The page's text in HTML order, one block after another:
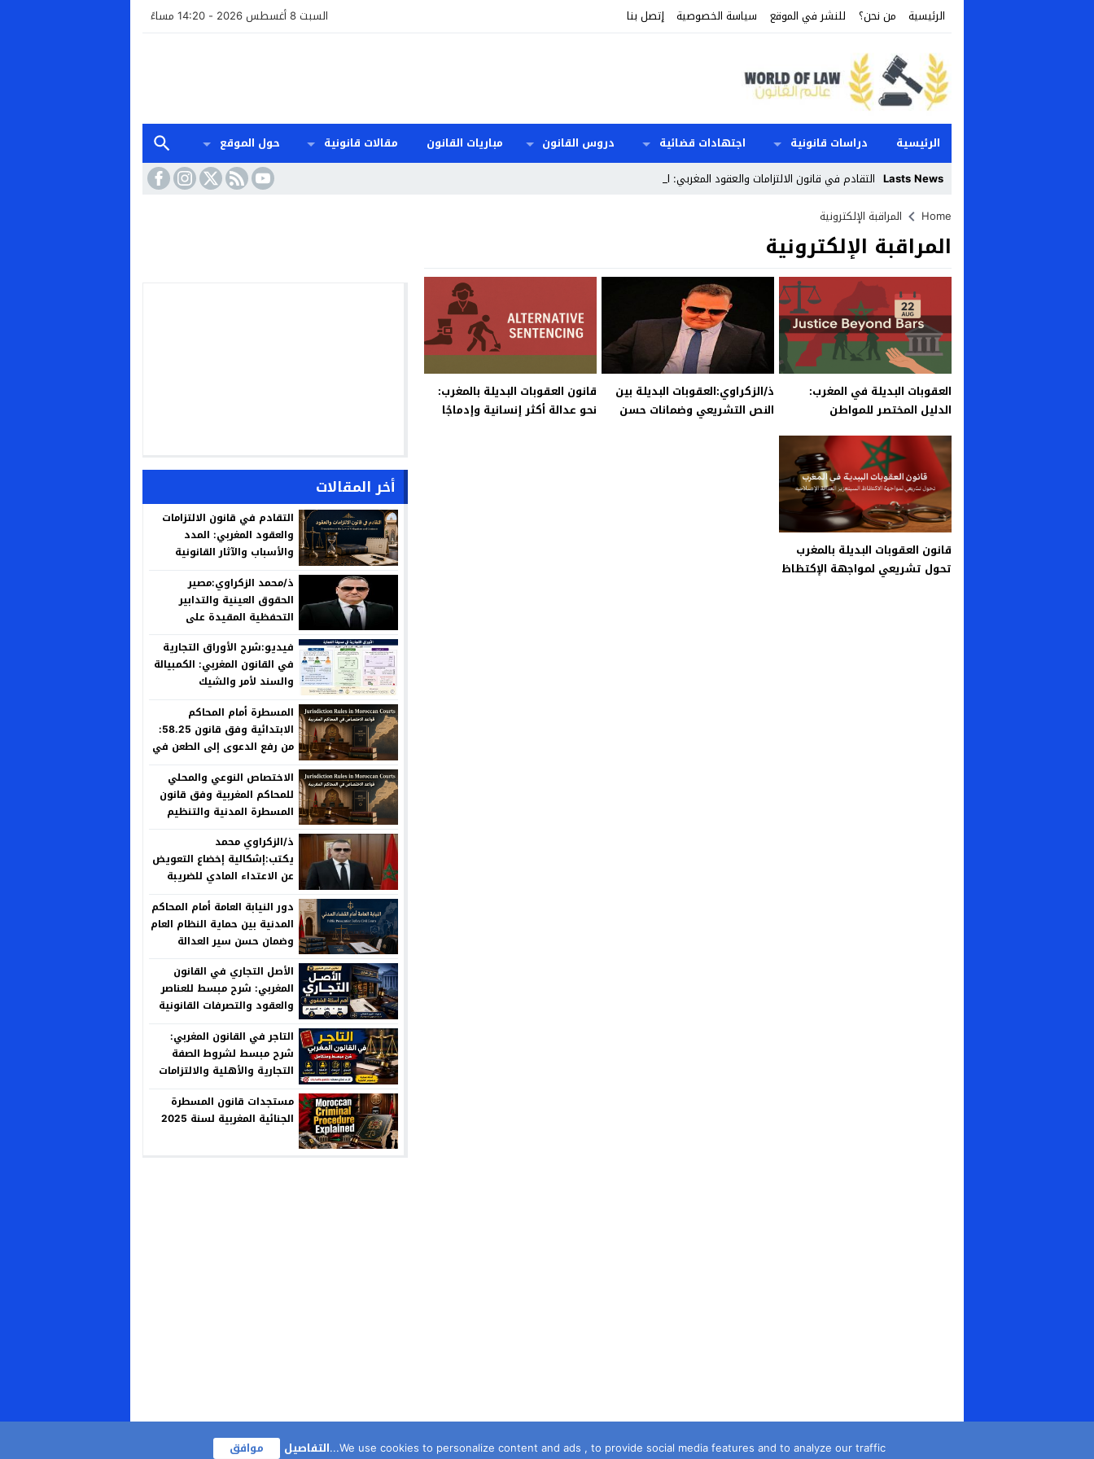
الرئيسية من نحن؟ للنشر في الموقع سياسة الخصوصية إتصل بنا السبت 8 أغسطس 2026 - 14:20 مساءً
الرئيسية دراسات قانونية اجتهادات قضائية دروس القانون مباريات القانون مقالات قانونية
حول الموقع
Lasts News التقادم في قانون الالتزامات والعقود المغربي: المدد وا _
Stop
Previous
Next
Home المراقبة الإلكترونية
المراقبة الإلكترونية
العقوبات البديلة في المغرب:
الدليل المختصر للمواطن
ذ/الزكراوي:العقوبات البديلة بين
النص التشريعي وضمانات حسن
قانون العقوبات البديلة بالمغرب:
نحو عدالة أكثر إنسانية وإدماجًا
قانون العقوبات البديلة بالمغرب
تحول تشريعي لمواجهة الإكتظاظ
أخر المقالات
التقادم في قانون الالتزامات
والعقود المغربي: المدد
والأسباب والآثار القانونية
ذ/محمد الزكراوي:مصير
الحقوق العينية والتدابير
التحفظية المقيدة على
المنفعة العامة
فيديو:شرح الأوراق التجارية
في القانون المغربي: الكمبيالة
والسند لأمر والشيك
المسطرة أمام المحاكم
الابتدائية وفق قانون 58.25:
من رفع الدعوى إلى الطعن في
الاختصاص النوعي والمحلي
للمحاكم المغربية وفق قانون
المسطرة المدنية والتنظيم
ذ/الزكراوي محمد
يكتب:إشكالية إخضاع التعويض
عن الاعتداء المادي للضريبة
العدالة الجبائية وخصوصية
المسؤولية الإدارية
دور النيابة العامة أمام المحاكم
المدنية بين حماية النظام العام
وضمان حسن سير العدالة
الأصل التجاري في القانون
المغربي: شرح مبسط للعناصر
والعقود والتصرفات القانونية
التاجر في القانون المغربي:
شرح مبسط لشروط الصفة
التجارية والأهلية والالتزامات
مستجدات قانون المسطرة
الجنائية المغربية لسنة 2025
We use cookies to personalize content and ads , to provide social media features and to analyze our traffic... التفاصيل موافق